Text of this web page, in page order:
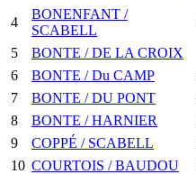
4
BONENFANT /
SCABELL
5
BONTE / DE LA CROIX
6
BONTE / Du CAMP
7
BONTE / DU PONT
8
BONTE / HARNIER
9
COPPÉ / SCABELL
10 COURTOIS / BAUDOU